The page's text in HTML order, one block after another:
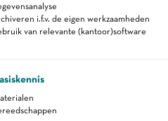
i.f.v. de eigen werkzaamheden
van relevante (kantoor)software